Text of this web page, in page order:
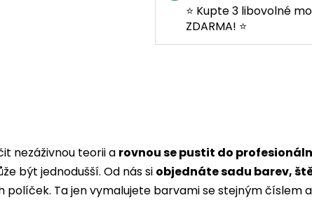
⭐ Kupte 3 libovolné
ZDARMA! ⭐
nezáživnou teorii a rovnou se pustit do
být jednodušší. Od nás si objednáte sadu barev,
políček. Ta jen vymalujete barvami se stejným číslem